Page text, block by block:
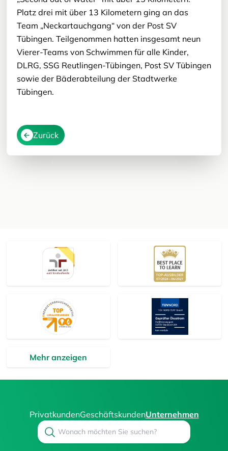
Platz drei mit über 13 Kilometern ging an das
Team „Neckartauchgang“ von der Post SV
Tübingen. Teilgenommen hatten insgesamt neun
Vierer-Teams von Schwimmen für alle Kinder,
DLRG, SSG Reutlingen-Tübingen, Post SV Tübingen
sowie der Bäderabteilung der Stadtwerke
Tübingen.
Zurück
Mehr anzeigen
PrivatkundenGeschäftskundenUnternehmen
Search